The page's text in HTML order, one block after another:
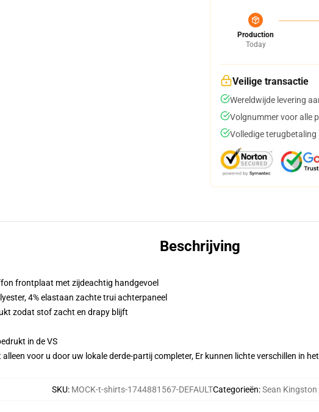
Production
Today
Veilige transactie
Wereldwijde levering
Volgnummer voor alle
Volledige
Beschrijving
frontplaat met zijdeachtig handgevoel
4% elastaan zachte trui achterpaneel
zodat stof zacht en drapy blijft
in de VS
voor u door uw lokale derde-partij completer, Er kunnen lichte verschillen in
SKU: MOCK-t-shirts-1744881567-DEFAULTCategorieën:Sean Kingston